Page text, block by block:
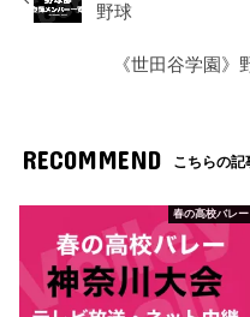
野球
《世田谷学園》
RECOMMEND こちらの記
春の高校バレー